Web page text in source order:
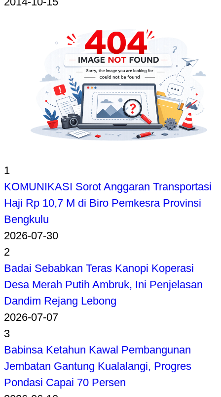
1
KOMUNIKASI Sorot Anggaran Transportasi
Haji Rp 10,7 M di Biro Pemkesra Provinsi
Bengkulu
2026-07-30
2
Badai Sebabkan Teras Kanopi Koperasi
Desa Merah Putih Ambruk, Ini Penjelasan
Dandim Rejang Lebong
2026-07-07
3
Babinsa Ketahun Kawal Pembangunan
Jembatan Gantung Kualalangi, Progres
Pondasi Capai 70 Persen